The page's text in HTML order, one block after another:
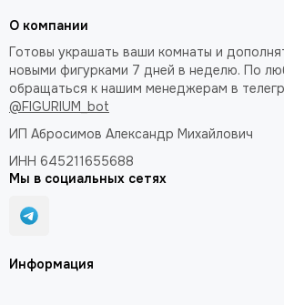
Информация
О компании
Готовы украшать ваши комнаты и
новыми фигурками 7 дней в неделю. По
обращаться к нашим менеджерам в
@FIGURIUM_bot
ИП Абросимов Александр Михайлович
ИНН 645211655688
Мы в социальных сетях